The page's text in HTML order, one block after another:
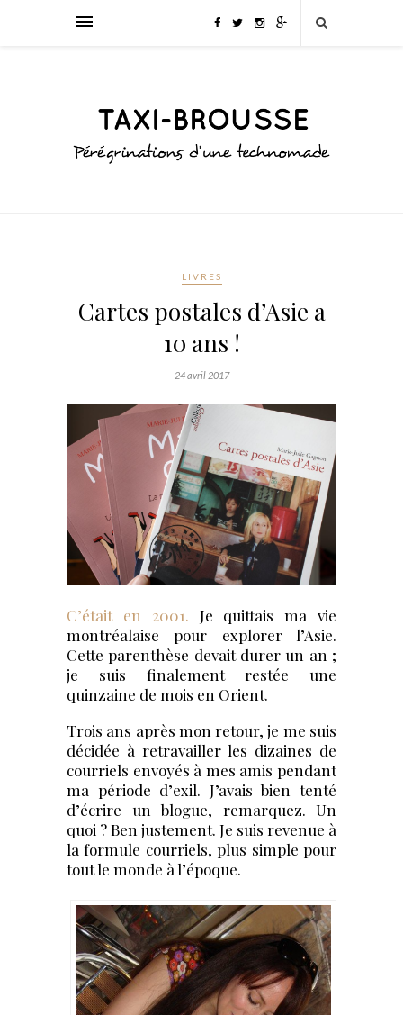
LIVRES
Cartes postales d’Asie a
10 ans !
24 avril 2017
C’était en 2001. Je quittais ma vie
montréalaise pour explorer l’Asie.
Cette parenthèse devait durer un an ;
je suis finalement restée une
quinzaine de mois en Orient.
Trois ans après mon retour, je me suis
décidée à retravailler les dizaines de
courriels envoyés à mes amis pendant
ma période d’exil. J’avais bien tenté
d’écrire un blogue, remarquez. Un
quoi ? Ben justement. Je suis revenue à
la formule courriels, plus simple pour
tout le monde à l’époque.